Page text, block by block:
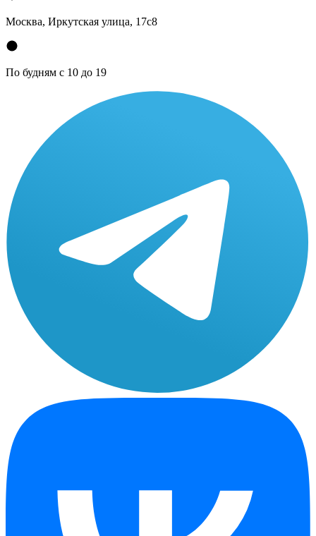
Москва, Иркутская улица, 17с8
По будням с 10 до 19